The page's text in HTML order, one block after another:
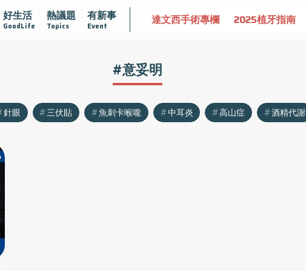
好生活
GoodLife
熱議題
Topics
有新事
Event
認識攝護腺肥大 守護骨骼健康 達文西手術專欄 2025植牙指南
#意妥明
針眼 三伏貼 魚刺卡喉嚨 中耳炎 高山症 酒精代謝